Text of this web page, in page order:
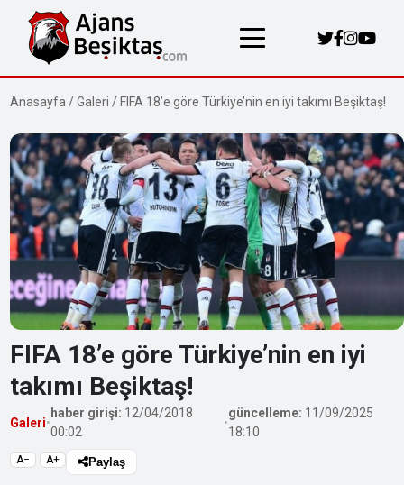
Anasayfa /Galeri / FIFA 18’e göre Türkiye’nin en iyi takımı Beşiktaş!
FIFA 18’e göre Türkiye’nin en iyi
takımı Beşiktaş!
Galeri•
haber girişi: 12/04/2018
00:02
•
güncelleme: 11/09/2025
18:10
A− A+ Paylaş